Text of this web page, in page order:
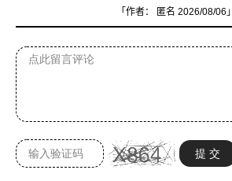
「作者： 匿名 2026/08/06」